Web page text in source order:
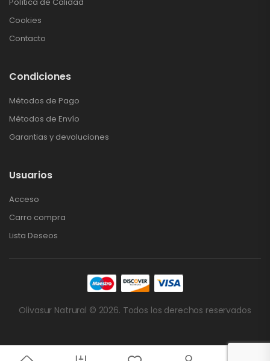
Cookies
Contacto
Condiciones
Métodos de Pago
Métodos de Envío
Garantias y devoluciones
Usuarios
Acceso
Carro compra
Lista Deseos
Olivasur Natrural © 2026. Todos los derechos reservados